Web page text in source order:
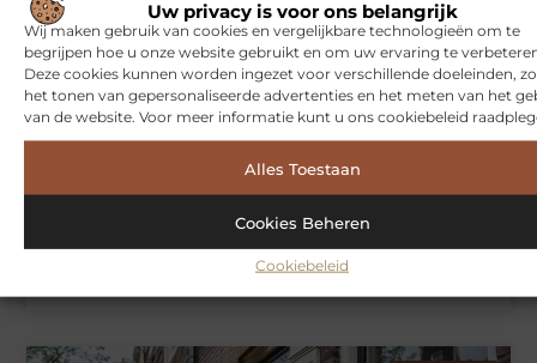
Uw privacy is voor ons belangrijk
Wij maken gebruik van cookies en vergelijkbare technologieën om te
begrijpen hoe u onze website gebruikt en om uw ervaring te
Deze cookies kunnen worden ingezet voor verschillende doeleinden,
het tonen van gepersonaliseerde advertenties en het meten van het
van de website. Voor meer informatie kunt u ons cookiebeleid
Alles Toestaan
Cookies Beheren
Cookiebeleid
SPORT
Symbiont360: Innovatieve EMS-training in Utrecht voor een